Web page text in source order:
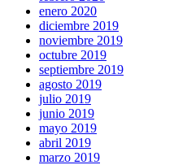
enero 2020
diciembre 2019
noviembre 2019
octubre 2019
septiembre 2019
agosto 2019
julio 2019
junio 2019
mayo 2019
abril 2019
marzo 2019